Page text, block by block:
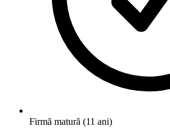
Firmă matură (11 ani)